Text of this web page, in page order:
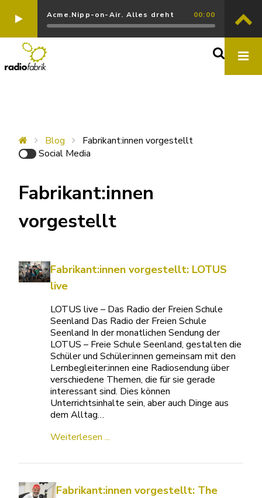
Acme.Nipp-on-Air. Alles dreht 00:00
Blog
Fabrikant:innen vorgestellt
Social Media
Fabrikant:innen
vorgestellt
Fabrikant:innen vorgestellt: LOTUS
live
LOTUS live – Das Radio der Freien Schule
Seenland Das Radio der Freien Schule
Seenland In der monatlichen Sendung der
LOTUS – Freie Schule Seenland, gestalten die
Schüler und Schüler:innen gemeinsam mit den
Lernbegleiter:innen eine Radiosendung über
verschiedene Themen, die für sie gerade
interessant sind. Dies können
Unterrichtsinhalte sein, aber auch Dinge aus
dem Alltag…
Weiterlesen ...
Fabrikant:innen vorgestellt: The